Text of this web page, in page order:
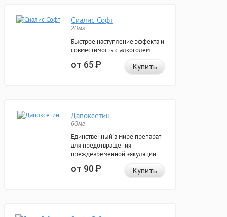
Сиалис Софт
20мг
Быстрое наступление эффекта и
совместимость с алкоголем.
от 65Р Купить
Дапоксетин
60мг
Единственный в мире препарат
для предотвращения
преждевременной эякуляции.
от 90Р Купить